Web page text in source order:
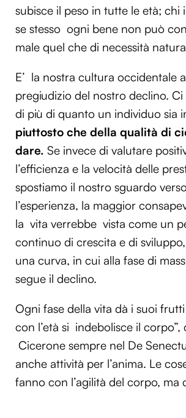
subisce il peso in tutte le età; chi
se stesso ogni bene non può
male quel che di necessità
E’ la nostra cultura occidentale
pregiudizio del nostro declino.
di più di quanto un individuo sia
piuttosto che della qualità di
dare. Se invece di valutare
l’efficienza e la velocità delle
spostiamo il nostro sguardo
l’esperienza, la maggior
la vita verrebbe vista come un
continuo di crescita e di
una curva, in cui alla fase di
segue il declino.
Ogni fase della vita dà i suoi
con l’età si indebolisce il corpo”,
Cicerone sempre nel De
anche attività per l’anima. Le
fanno con l’agilità del corpo, ma